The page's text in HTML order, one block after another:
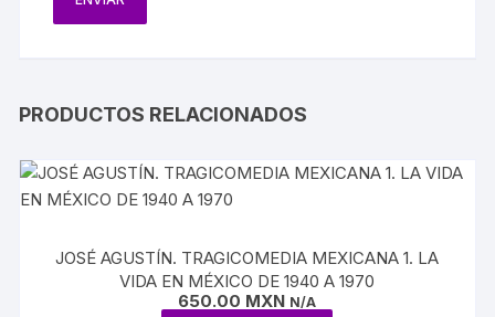
PRODUCTOS RELACIONADOS
JOSÉ AGUSTÍN. TRAGICOMEDIA MEXICANA 1. LA
VIDA EN MÉXICO DE 1940 A 1970
650.00 MXN N/A